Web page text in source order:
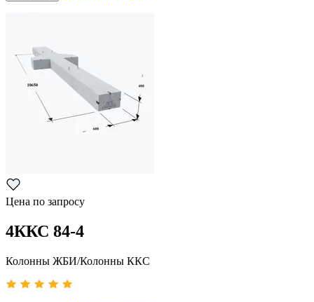
Цена по запросу
4ККС 84-4
Колонны ЖБИ/Колонны ККС